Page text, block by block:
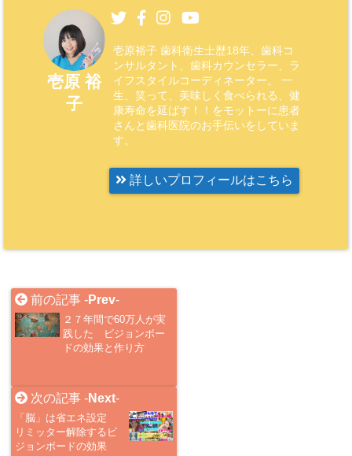
壱原 裕
子
壱原裕子 歯科衛生士歴18年、歯科コ
ンサルタント、歯科カウンセラー、ラ
イフスタイルコーディネーター。 一
生、笑って、美味しく食べられる、健
康寿命を延ばす！！をモットーに患者
さんと歯科医院のお手伝いをしていま
す。
詳しいプロフィールはこちら
前の記事 -Prev-
２７年間で60万人が実
践した ビジョンボー
ドの効果と作り方
次の記事 -Next-
「脳」は省エネ設定
リミッター解除するビ
ジョンボードの効果